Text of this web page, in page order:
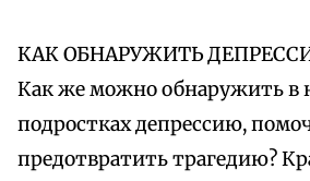
КАК ОБНАРУЖИТЬ
Как же можно обнаружить в
подростках депрессию,
предотвратить трагедию?